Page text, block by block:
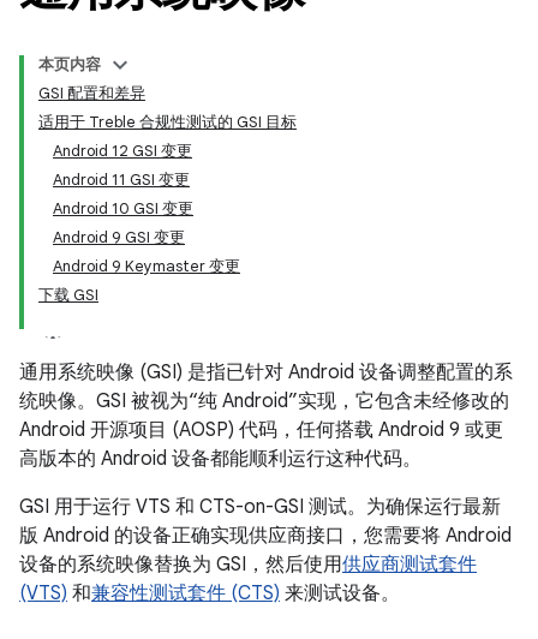
本页内容
GSI 配置和差异
适用于 Treble 合规性测试的 GSI 目标
Android 12 GSI 变更
Android 11 GSI 变更
Android 10 GSI 变更
Android 9 GSI 变更
Android 9 Keymaster 变更
下载 GSI
通用系统映像 (GSI) 是指已针对 Android 设备调整配置的系
统映像。GSI 被视为“纯 Android”实现，它包含未经修改的
Android 开源项目 (AOSP) 代码，任何搭载 Android 9 或更
高版本的 Android 设备都能顺利运行这种代码。
GSI 用于运行 VTS 和 CTS-on-GSI 测试。为确保运行最新
版 Android 的设备正确实现供应商接口，您需要将 Android
设备的系统映像替换为 GSI，然后使用供应商测试套件
(VTS) 和兼容性测试套件 (CTS) 来测试设备。